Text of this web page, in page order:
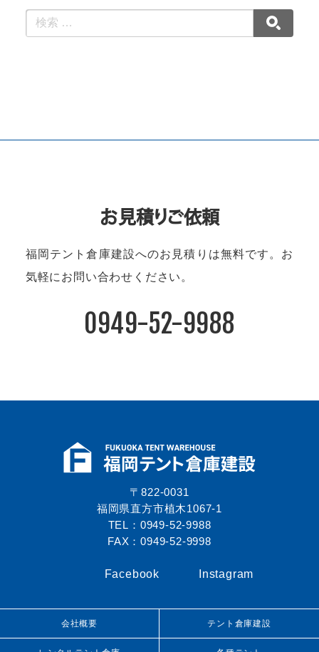
お見積りご依頼
福岡テント倉庫建設へのお見積りは無料です。 お
気軽にお問い合わせください。
0949-52-9988
〒822-0031
福岡県直方市植木1067-1
TEL：0949-52-9988
FAX：0949-52-9998
Facebook Instagram
会社概要 テント倉庫建設